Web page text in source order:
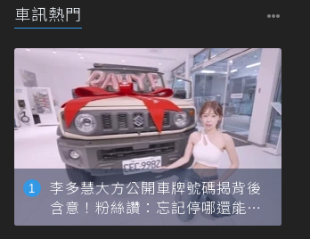
車訊熱門
李多慧大方公開車牌號碼揭背後
含意！粉絲讚：忘記停哪還能幫
忙找車